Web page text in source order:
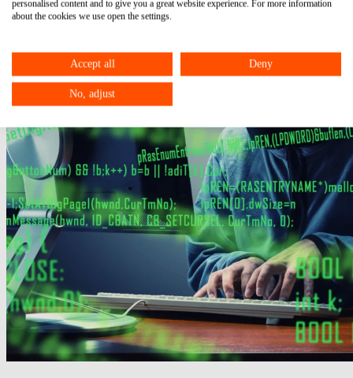
personalised content and to give you a great website experience. For more information
about the cookies we use open the settings.
Accept all Deny
No, adjust